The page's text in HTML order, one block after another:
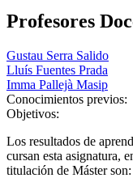
Profesores
Gustau Serra Salido
Lluís Fuentes Prada
Imma Pallejà Masip
Conocimientos previos:
Objetivos:
Los resultados de
cursan esta asignatura,
titulación de Máster son: